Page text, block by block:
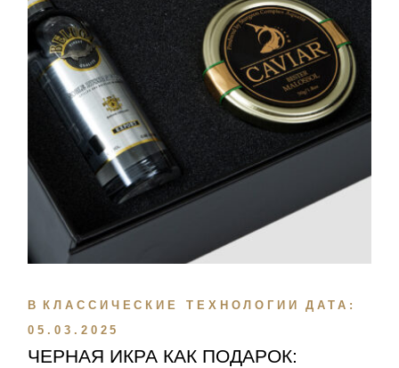
В КЛАССИЧЕСКИЕ ТЕХНОЛОГИИ
ДАТА:
05.03.2025
ЧЕРНАЯ ИКРА КАК ПОДАРОК: